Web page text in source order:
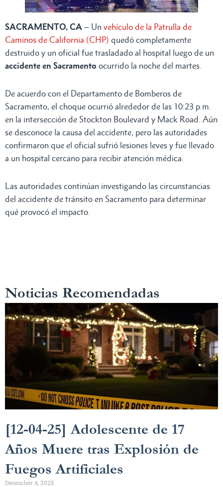
SACRAMENTO, CA – Un vehículo de la Patrulla de
Caminos de California (CHP) quedó completamente
destruido y un oficial fue trasladado al hospital luego de un
accidente en Sacramento ocurrido la noche del martes.
De acuerdo con el Departamento de Bomberos de
Sacramento, el choque ocurrió alrededor de las 10:23 p.m.
en la intersección de Stockton Boulevard y Mack Road. Aún
se desconoce la causa del accidente, pero las autoridades
confirmaron que el oficial sufrió lesiones leves y fue llevado
a un hospital cercano para recibir atención médica.
Las autoridades continúan investigando las circunstancias
del accidente de tránsito en Sacramento para determinar
qué provocó el impacto.
Noticias Recomendadas
[12-04-25] Adolescente de 17
Años Muere tras Explosión de
Fuegos Artificiales
December 4, 2025